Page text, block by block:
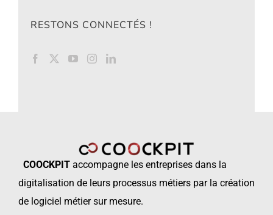
RESTONS CONNECTÉS !
COOCKPIT accompagne les entreprises dans la
digitalisation de leurs processus métiers par la création
de logiciel métier sur mesure.